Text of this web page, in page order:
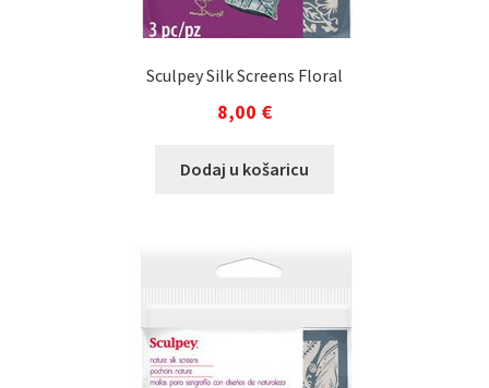
Sculpey Silk Screens Floral
8,00 €
Dodaj u košaricu